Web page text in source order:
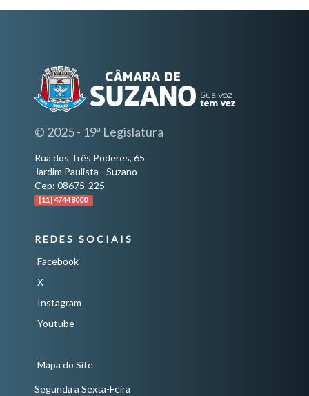
© 2025 - 19ª Legislatura
Rua dos Três Poderes, 65
Jardim Paulista - Suzano
Cep: 08675-225
[11] 4744 8000
REDES SOCIAIS
Facebook
X
Instagram
Youtube
Mapa do Site
Segunda a Sexta-Feira